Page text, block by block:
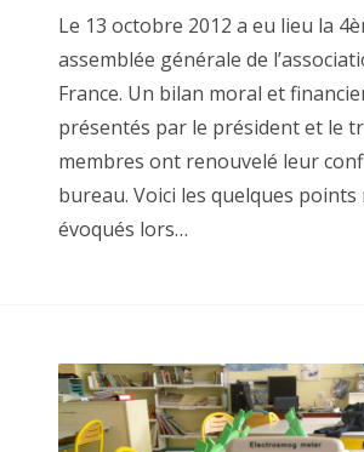
Le 13 octobre 2012 a eu lieu la
assemblée générale de
France. Un bilan moral et
présentés par le président et le
membres ont renouvelé leur
bureau. Voici les quelques
évoqués lors…